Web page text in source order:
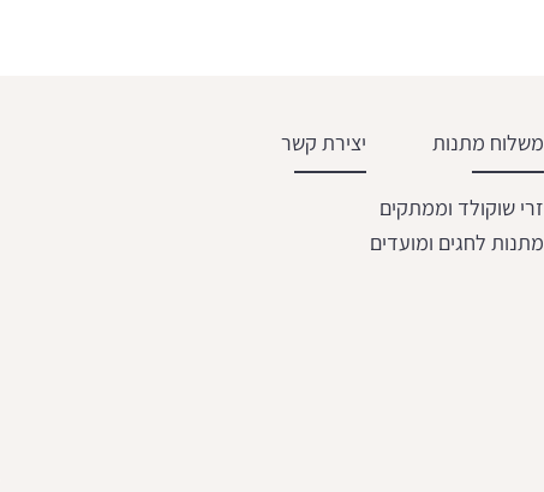
משלוח מתנות
זרי שוקולד וממתקים
מתנות לחגים ומועדים
יצירת קשר